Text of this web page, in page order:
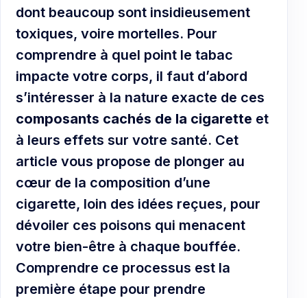
dont beaucoup sont insidieusement
toxiques, voire mortelles. Pour
comprendre à quel point le tabac
impacte votre corps, il faut d’abord
s’intéresser à la nature exacte de ces
composants cachés de la cigarette et
à leurs effets sur votre santé. Cet
article vous propose de plonger au
cœur de la composition d’une
cigarette, loin des idées reçues, pour
dévoiler ces poisons qui menacent
votre bien-être à chaque bouffée.
Comprendre ce processus est la
première étape pour prendre